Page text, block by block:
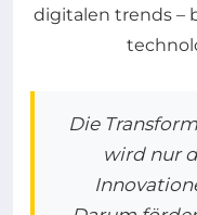
Die
wird nur